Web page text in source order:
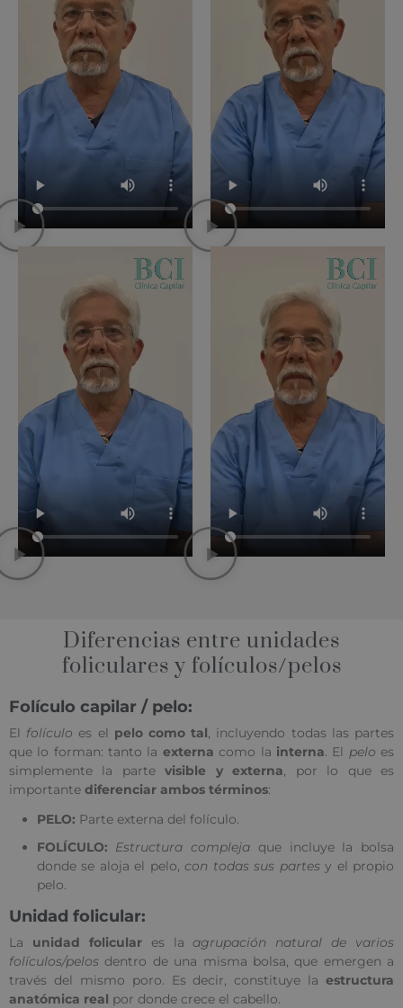
Diferencias entre unidades
foliculares y folículos/pelos
Folículo capilar / pelo:
El folículo es el pelo como tal, incluyendo todas las partes
que lo forman: tanto la externa como la interna. El pelo es
simplemente la partevisible y externa, por lo que es
importante diferenciar ambos términos:
PELO: Parte externa del folículo.
FOLÍCULO: Estructura compleja que incluye la bolsa
donde se aloja el pelo,con todas sus partesy el propio
pelo.
Unidad folicular:
La unidad foliculares laagrupación natural de varios
folículos/pelos dentro de una misma bolsa, que emergen a
través del mismo poro. Es decir, constituye la estructura
anatómica real por donde crece el cabello.